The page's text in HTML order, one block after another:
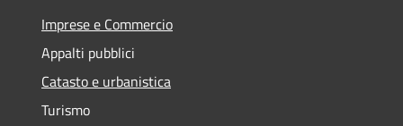
Imprese e Commercio
Appalti pubblici
Catasto e urbanistica
Turismo